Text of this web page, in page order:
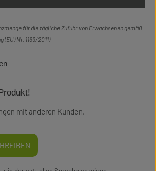
für die tägliche Zufuhr von Erwachsenen gemäß
(EU) Nr. 1169/2011)
von 0 von 5 Sternen
mit anderen Kunden.